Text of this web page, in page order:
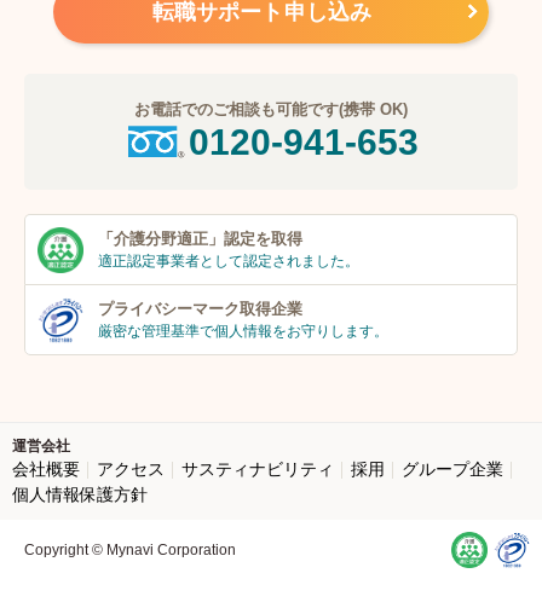
転職サポート申し込み
お電話でのご相談も可能です(携帯 OK)
0120-941-653
「介護分野適正」 認定を取得
適正認定事業者として認定されました。
プライバシーマーク取得企業
厳密な管理基準で個人情報をお守りします。
運営会社
会社概要 アクセス サスティナビリティ 採用
グループ企業
個人情報保護方針
Copyright © Mynavi Corporation